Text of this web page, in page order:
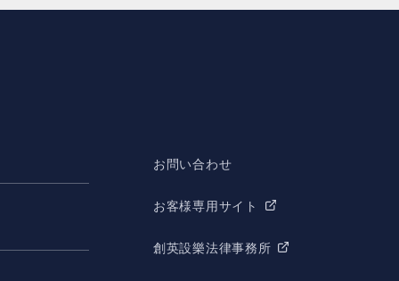
お問い合わせ
お客様専用サイト
創英設樂法律事務所